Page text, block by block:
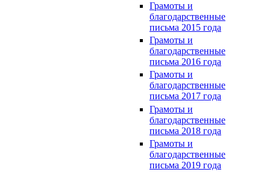
Грамоты и
благодарственные
письма 2015 года
Грамоты и
благодарственные
письма 2016 года
Грамоты и
благодарственные
письма 2017 года
Грамоты и
благодарственные
письма 2018 года
Грамоты и
благодарственные
письма 2019 года